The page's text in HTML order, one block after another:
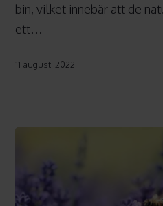
bin, vilket innebär att de
ett…
11 augusti 2022